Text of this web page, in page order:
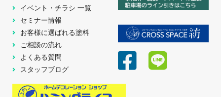
イベント・チラシ 一覧
セミナー情報
お客様に選ばれる塗料
ご相談の流れ
よくある質問
スタッフブログ